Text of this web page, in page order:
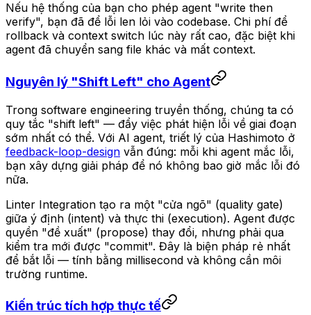
Nếu hệ thống của bạn cho phép agent "write then
verify", bạn đã để lỗi len lỏi vào codebase. Chi phí để
rollback và context switch lúc này rất cao, đặc biệt khi
agent đã chuyển sang file khác và mất context.
Nguyên lý "Shift Left" cho Agent
Trong software engineering truyền thống, chúng ta có
quy tắc "shift left" — đẩy việc phát hiện lỗi về giai đoạn
sớm nhất có thể. Với AI agent, triết lý của Hashimoto ở
feedback-loop-design vẫn đúng: mỗi khi agent mắc lỗi,
bạn xây dựng giải pháp để nó không bao giờ mắc lỗi đó
nữa.
Linter Integration tạo ra một "cửa ngõ" (quality gate)
giữa ý định (intent) và thực thi (execution). Agent được
quyền "đề xuất" (propose) thay đổi, nhưng phải qua
kiểm tra mới được "commit". Đây là biện pháp rẻ nhất
để bắt lỗi — tính bằng millisecond và không cần môi
trường runtime.
Kiến trúc tích hợp thực tế